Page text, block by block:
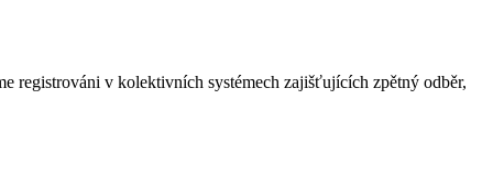
registrováni v kolektivních systémech zajišťujících zpětný odběr,